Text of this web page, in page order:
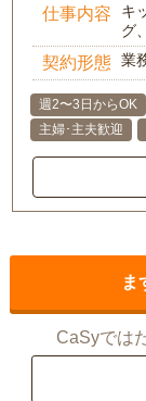
仕事内容
キ
グ
契約形態 業
週2〜3日からOK
主婦･主夫歓迎
ま
CaSyでは